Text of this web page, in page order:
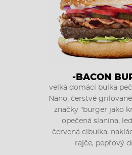
-BACON
velká domácí bulka
Nano, čerstvé
značky "burger jako
opečená slanina,
červená cibulka,
rajče, pepřový